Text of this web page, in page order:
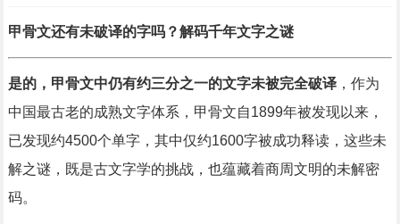
甲骨文还有未破译的字吗？解码千年文字之谜
是的，甲骨文中仍有约三分之一的文字未被完全破译，作为
中国最古老的成熟文字体系，甲骨文自1899年被发现以来，
已发现约4500个单字，其中仅约1600字被成功释读，这些未
解之谜，既是古文字学的挑战，也蕴藏着商周文明的未解密
码。